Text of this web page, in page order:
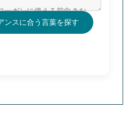
ンスに合う言葉を探す